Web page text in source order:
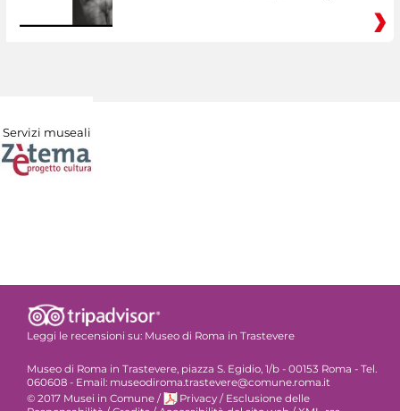
Servizi museali
Leggi le recensioni su: Museo di Roma in Trastevere
Museo di Roma in Trastevere, piazza S. Egidio, 1/b - 00153 Roma - Tel.
060608 - Email: museodiroma.trastevere@comune.roma.it
© 2017 Musei in Comune / Privacy / Esclusione delle